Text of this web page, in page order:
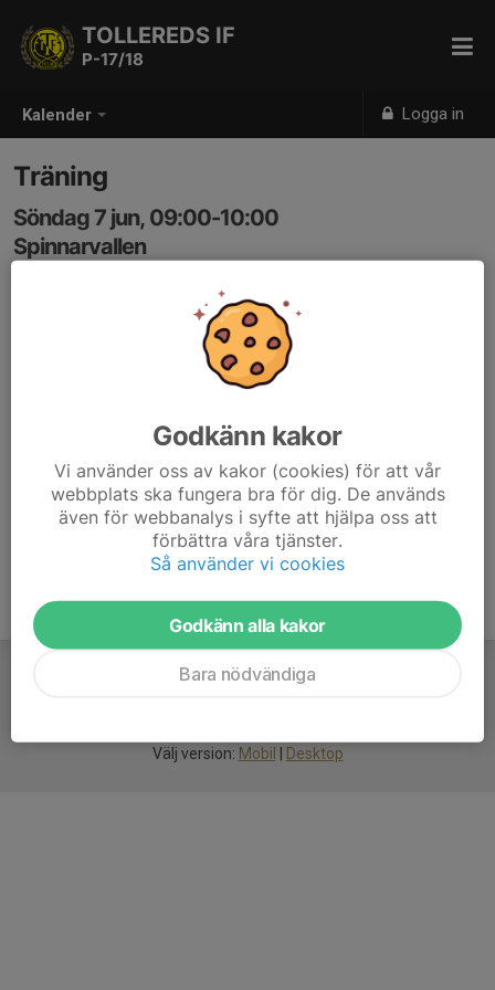
Kalender Logga in
TOLLEREDS IF
P-17/18
Träning
Söndag 7 jun, 09:00-10:00
Spinnarvallen
Välj version: Mobil Desktop
Godkänn kakor
Vi använder oss av kakor (cookies) för att vår
webbplats ska fungera bra för dig. De används
även för webbanalys i syfte att hjälpa oss att
förbättra våra tjänster.
Så använder vi cookies
Godkänn alla kakor
Bara nödvändiga